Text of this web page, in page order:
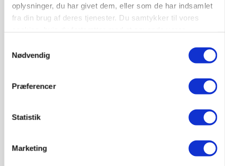
oplysninger, du har givet dem, eller som de har indsamlet
fra din brug af deres tjenester. Du samtykker til vores
Nødvendig
Præferencer
Statistik
Marketing
gødskningslov
Folketinget behandler ny gødskningslov: Sådan